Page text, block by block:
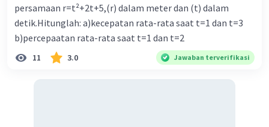
persamaan r=t²+2t+5,(r) dalam meter dan (t) dalam
detik.Hitunglah: a)kecepatan rata-rata saat t=1 dan t=3
b)percepaatan rata-rata saat t=1 dan t=2
11 3.0 Jawaban terverifikasi